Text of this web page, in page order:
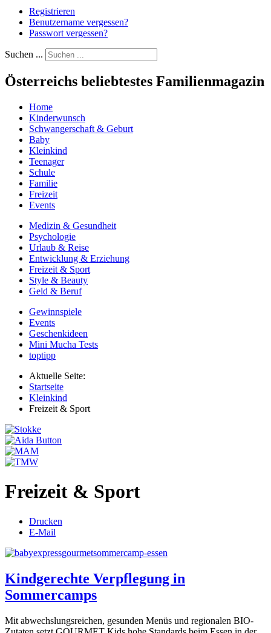
Registrieren
Benutzername vergessen?
Passwort vergessen?
Suchen ...
Österreichs beliebtestes Familienmagazin
Home
Kinderwunsch
Schwangerschaft & Geburt
Baby
Kleinkind
Teenager
Schule
Familie
Freizeit
Events
Medizin & Gesundheit
Psychologie
Urlaub & Reise
Entwicklung & Erziehung
Freizeit & Sport
Style & Beauty
Geld & Beruf
Gewinnspiele
Events
Geschenkideen
Mini Mucha Tests
toptipp
Aktuelle Seite:
Startseite
Kleinkind
Freizeit & Sport
Freizeit & Sport
Drucken
E-Mail
Kindgerechte Verpflegung in
Sommercamps
Mit abwechslungsreichen, gesunden Menüs und regionalen BIO-